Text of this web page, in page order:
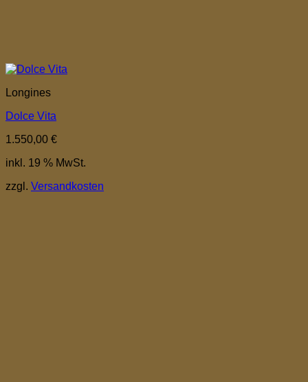
Longines
Dolce Vita
1.550,00 €
inkl. 19 % MwSt.
zzgl. Versandkosten